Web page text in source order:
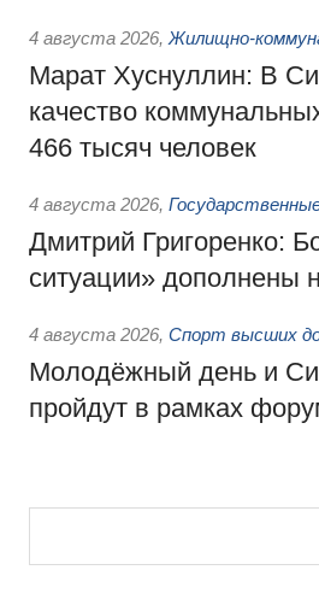
4 августа 2026, Жилищно-
Марат Хуснуллин: В
качество
466 тысяч человек
4 августа 2026,
Дмитрий Григоренко:
ситуации» дополнены
4 августа 2026, Спорт высших
Молодёжный день и
пройдут в рамках